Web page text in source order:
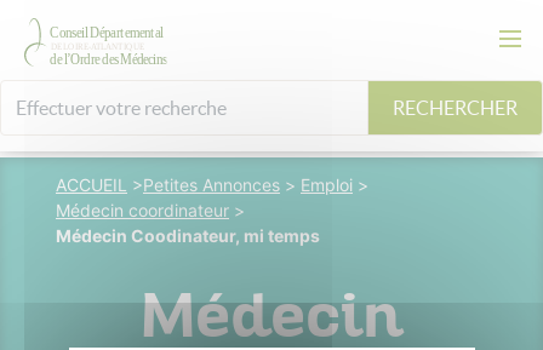
RECHERCHER
ACCUEIL >Petites Annonces > Emploi >
Médecin coordinateur >
Médecin Coodinateur, mi temps
Médecin